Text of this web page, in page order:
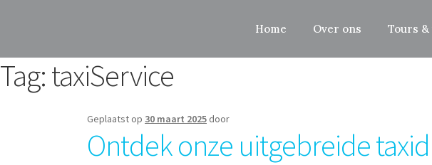
Home Over ons Tours
Tag:taxiService
Geplaatst op 30 maart 2025 door
Ontdek onze uitgebreide